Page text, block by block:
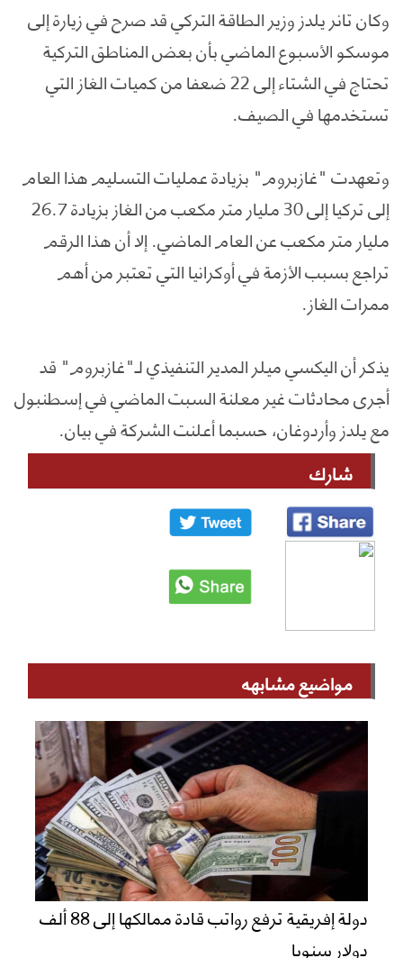
وكان تانر يلدز وزير الطاقة التركي قد صرح في زيارة إلى
موسكو الأسبوع الماضي بأن بعض المناطق التركية
تحتاج في الشتاء إلى 22 ضعفا من كميات الغاز التي
تستخدمها في الصيف.
وتعهدت "غازبروم" بزيادة عمليات التسليم هذا العام
إلى تركيا إلى 30 مليار متر مكعب من الغاز بزيادة 26.7
مليار متر مكعب عن العام الماضي. إلا أن هذا الرقم
تراجع بسبب الأزمة في أوكرانيا التي تعتبر من أهم
ممرات الغاز.
يذكر أن اليكسي ميلر المدير التنفيذي لـ"غازبروم" قد
أجرى محادثات غير معلنة السبت الماضي في إسطنبول
مع يلدز وأردوغان، حسبما أعلنت الشركة في بيان.
شارك
مواضيع مشابهه
دولة إفريقية ترفع رواتب قادة ممالكها إلى 88 ألف
دولار سنويا